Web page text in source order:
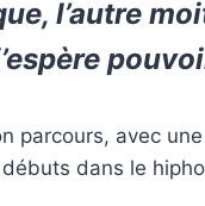
l’autre
parcours, avec
débuts dans le